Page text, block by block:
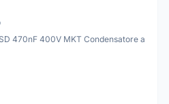
470nF 400V MKT Condensatore a